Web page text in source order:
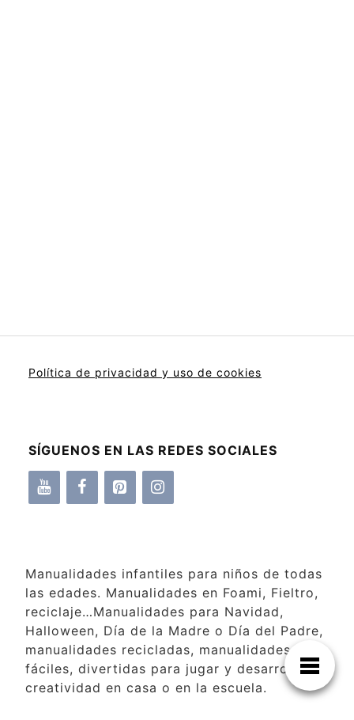
Política de privacidad y uso de cookies
SÍGUENOS EN LAS REDES SOCIALES
Manualidades infantiles para niños de todas
las edades. Manualidades en Foami, Fieltro,
reciclaje…Manualidades para Navidad,
Halloween, Día de la Madre o Día del Padre,
manualidades recicladas, manualidades
fáciles, divertidas para jugar y desarrollar la
creatividad en casa o en la escuela.